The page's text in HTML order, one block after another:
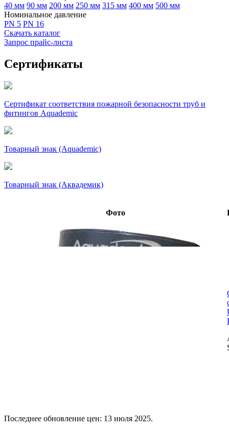
40 мм 90 мм 200 мм 250 мм 315 мм 400 мм 500 мм
Номинальное давление
PN 5 PN 16
Скачать каталог
Запрос прайс-листа
Сертификаты
Сертификат соответствия пожарной безопасности труб и
фитингов Aquademic
Товарный знак (Aquademic)
Товарный знак (Аквадемик)
Фото
Последнее обновление цен: 13 июля 2025.